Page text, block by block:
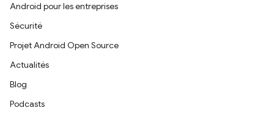
Android pour les entreprises
Sécurité
Projet Android Open Source
Actualités
Blog
Podcasts